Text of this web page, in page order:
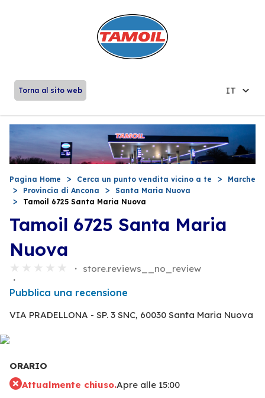
Torna al sito web IT
Pagina Home Cerca un punto vendita vicino a te
Marche
Provincia di Ancona
Santa Maria Nuova
Tamoil 6725 Santa Maria Nuova
Tamoil 6725 Santa Maria
Nuova
store.reviews__no_review
Pubblica una recensione
VIA PRADELLONA - SP. 3 SNC, 60030 Santa Maria Nuova
ORARIO
Attualmente chiuso.Apre alle 15:00